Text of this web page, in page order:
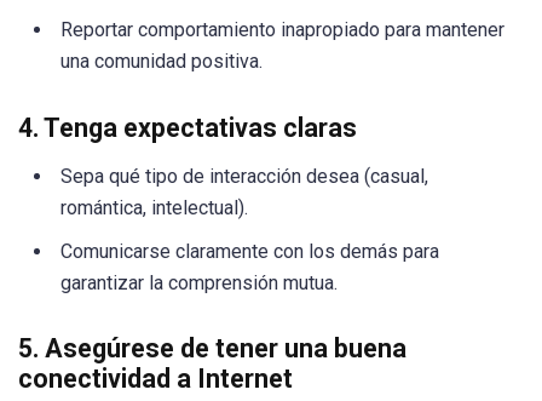
Reportar comportamiento inapropiado para mantener
una comunidad positiva.
4. Tenga expectativas claras
Sepa qué tipo de interacción desea (casual,
romántica, intelectual).
Comunicarse claramente con los demás para
garantizar la comprensión mutua.
5. Asegúrese de tener una buena
conectividad a Internet